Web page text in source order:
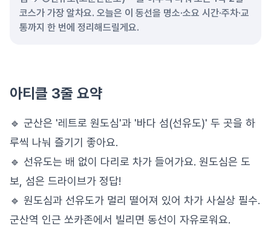
코스가 가장 알차요. 오늘은 이 동선을 명소·소요 시간·주차·교
통까지 한 번에 정리해드릴게요.
아티클 3줄 요약
🔹 군산은 '레트로 원도심'과 '바다 섬(선유도)' 두 곳을 하
루씩 나눠 즐기기 좋아요.
🔹 선유도는 배 없이 다리로 차가 들어가요. 원도심은 도
보, 섬은 드라이브가 정답!
🔹 원도심과 선유도가 멀리 떨어져 있어 차가 사실상 필수.
군산역 인근 쏘카존에서 빌리면 동선이 자유로워요.